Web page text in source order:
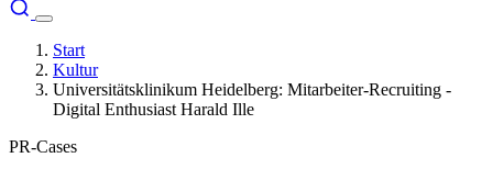
Start
Kultur
Universitätsklinikum Heidelberg: Mitarbeiter-Recruiting -
Digital Enthusiast Harald Ille
PR-Cases